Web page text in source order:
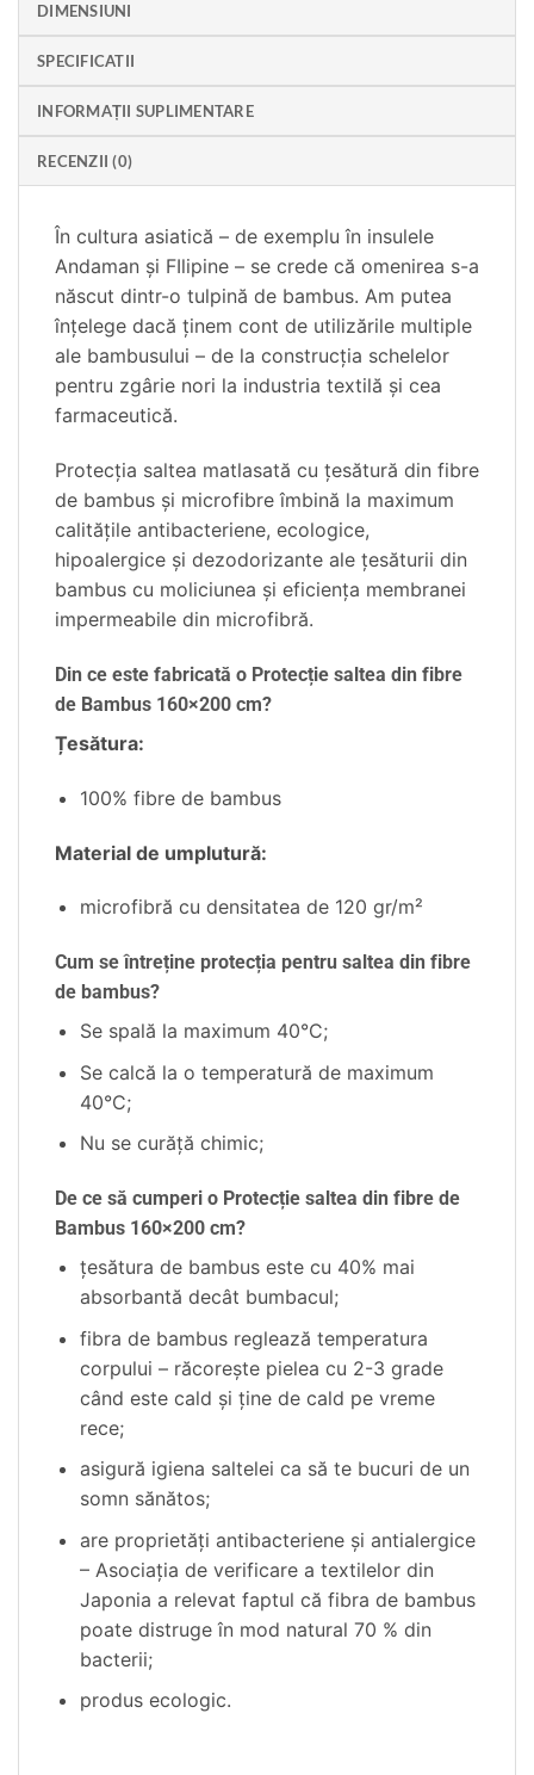
DIMENSIUNI
SPECIFICATII
INFORMAȚII SUPLIMENTARE
RECENZII (0)
În cultura asiatică – de exemplu în insulele
Andaman și FIlipine – se crede că omenirea s-a
născut dintr-o tulpină de bambus. Am putea
înțelege dacă ținem cont de utilizările multiple
ale bambusului – de la construcția schelelor
pentru zgârie nori la industria textilă și cea
farmaceutică.
Protecția saltea matlasată cu țesătură din fibre
de bambus și microfibre îmbină la maximum
calitățile antibacteriene, ecologice,
hipoalergice și dezodorizante ale țesăturii din
bambus cu moliciunea și eficiența membranei
impermeabile din microfibră.
Din ce este fabricată o Protecție saltea din fibre
de Bambus 160×200 cm?
Țesătura:
100% fibre de bambus
Material de umplutură:
microfibră cu densitatea de 120 gr/m²
Cum se întreține protecția pentru saltea din fibre
de bambus?
Se spală la maximum 40°C;
Se calcă la o temperatură de maximum
40°C;
Nu se curăță chimic;
De ce să cumperi o Protecție saltea din fibre de
Bambus 160×200 cm?
țesătura de bambus este cu 40% mai
absorbantă decât bumbacul;
fibra de bambus reglează temperatura
corpului – răcorește pielea cu 2-3 grade
când este cald și ține de cald pe vreme
rece;
asigură igiena saltelei ca să te bucuri de un
somn sănătos;
are proprietăți antibacteriene și antialergice
– Asociația de verificare a textilelor din
Japonia a relevat faptul că fibra de bambus
poate distruge în mod natural 70 % din
bacterii;
produs ecologic.